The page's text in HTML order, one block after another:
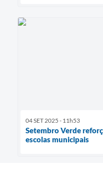
04 SET 2025 - 11h53
Setembro Verde
escolas municipais